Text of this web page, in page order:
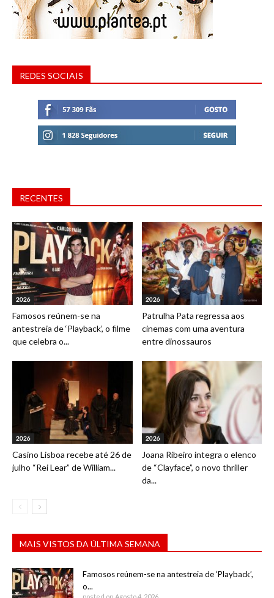
REDES SOCIAIS
RECENTES
2026
Famosos reúnem-se na
antestreia de ‘Playback’, o filme
que celebra o...
2026
Patrulha Pata regressa aos
cinemas com uma aventura
entre dinossauros
2026
Casino Lisboa recebe até 26 de
julho “Rei Lear” de William...
2026
Joana Ribeiro integra o elenco
de “Clayface”, o novo thriller
da...
MAIS VISTOS DA ÚLTIMA SEMANA
Famosos reúnem-se na antestreia de ‘Playback’,
o...